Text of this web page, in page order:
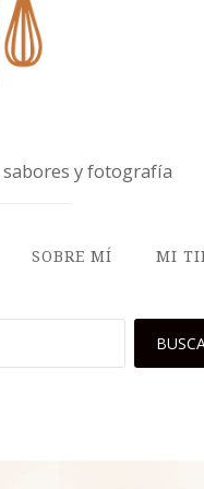
y fotografía
SOBRE MÍ MI